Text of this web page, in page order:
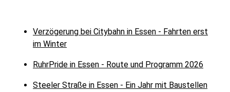
Verzögerung bei Citybahn in Essen - Fahrten erst
im Winter
RuhrPride in Essen - Route und Programm 2026
Steeler Straße in Essen - Ein Jahr mit Baustellen